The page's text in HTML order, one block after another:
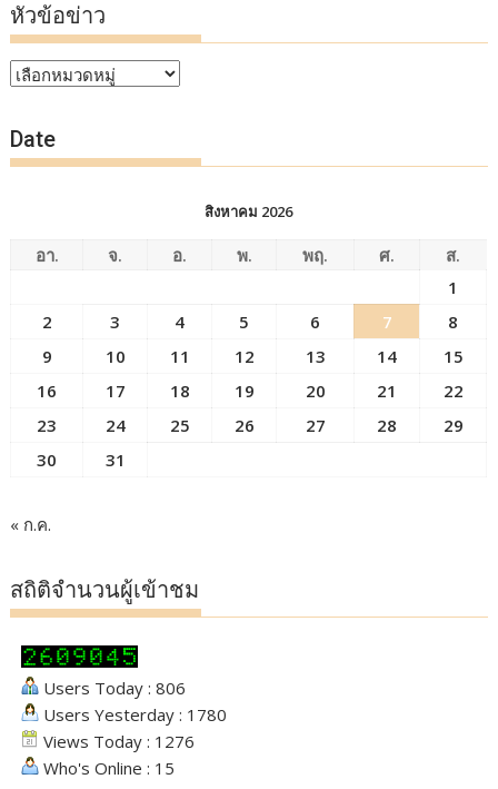
หัวข้อข่าว
หัวข้อ
Date
สิงหาคม 2026
อา. จ. อ. พ. พฤ. ศ.
ส.
1
2
3 4 5 6 7
8
9
10 11 12 13 14
15
16
17 18 19 20 21
22
23
24 25 26 27 28
29
30
31
« ก.ค.
สถิติจำนวนผู้เข้าชม
Users Today : 806
Users Yesterday : 1780
Views Today : 1276
Who's Online : 15